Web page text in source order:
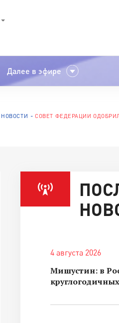
Далее в эфире
НОВОСТИ СОВЕТ ФЕДЕРАЦИИ
4 августа 2026
Мишустин: в